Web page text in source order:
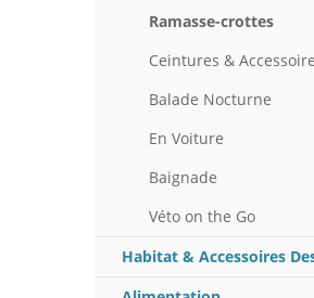
Ramasse-crottes
Ceintures &
Balade Nocturne
En Voiture
Baignade
Véto on the Go
Habitat & Accessoires